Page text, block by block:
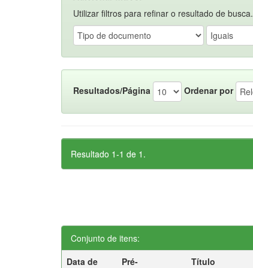
Utilizar filtros para refinar o resultado de busca.
Resultados/Página Ordenar por
Resultado 1-1 de 1.
Conjunto de itens:
Data de
Pré-
Título